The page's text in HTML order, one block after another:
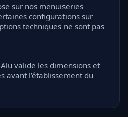
sur nos menuiseries
configurations sur
techniques ne sont pas
valide les dimensions et
avant l’établissement du